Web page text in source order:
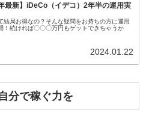
最新】iDeCo（イデコ）2年半の運用実
結局お得なの？そんな疑問をお持ちの方に運用
！続ければ〇〇〇万円もゲットできちゃうか
2024.01.22
分で稼ぐ力を